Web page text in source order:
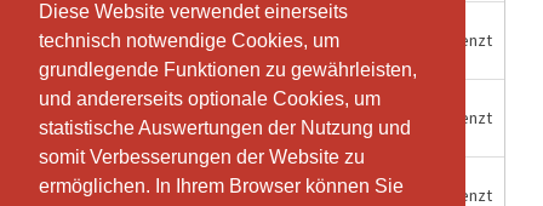
Diese Website verwendet einerseits
technisch notwendige Cookies, um
grundlegende Funktionen zu gewährleisten,
und andererseits optionale Cookies, um
statistische Auswertungen der Nutzung und
somit Verbesserungen der Website zu
ermöglichen. In Ihrem Browser können Sie
Diese Website verwendet einerseits
technisch notwendige Cookies, um
grundlegende Funktionen zu gewährleisten,
und andererseits optionale Cookies, um
statistische Auswertungen der Nutzung und
somit Verbesserungen der Website zu
ermöglichen. In Ihrem Browser können Sie
Mitgliederzugang
24/7 Aerial Hoop
15 Wochen Unbegrenzt
Mitgliederzugang
24/7 Halbjahr
6 Monate Unbegrenzt
Mitgliederzugang
12 Monate Unbegrenzt